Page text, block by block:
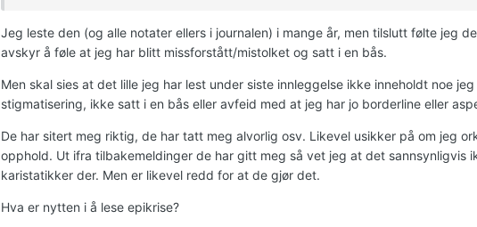
Jeg leste den (og alle notater ellers i journalen) i mange år, men tilslutt følte jeg
avskyr å føle at jeg har blitt missforstått/mistolket og satt i en bås.
Men skal sies at det lille jeg har lest under siste innleggelse ikke inneholdt noe
stigmatisering, ikke satt i en bås eller avfeid med at jeg har jo borderline eller
De har sitert meg riktig, de har tatt meg alvorlig osv. Likevel usikker på om jeg
opphold. Ut ifra tilbakemeldinger de har gitt meg så vet jeg at det sannsynligvis
karistatikker der. Men er likevel redd for at de gjør det.
Hva er nytten i å lese epikrise?